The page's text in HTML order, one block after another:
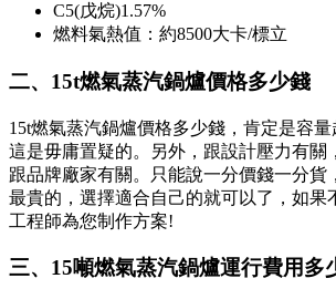
C5(戊烷)1.57%
燃料氣熱值：約8500大卡/標立
二、15t燃氣蒸汽鍋爐價格多少錢
15t燃氣蒸汽鍋爐價格多少錢，肯定是容量
這是毋庸置疑的。另外，跟設計壓力有關
跟品牌廠家有關。只能說一分價錢一分貨
最貴的，選擇適合自己的就可以了，如果
工程師為您制作方案!
三、15噸燃氣蒸汽鍋爐運行費用多